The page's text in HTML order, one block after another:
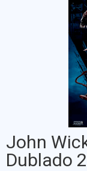
John
Dublado